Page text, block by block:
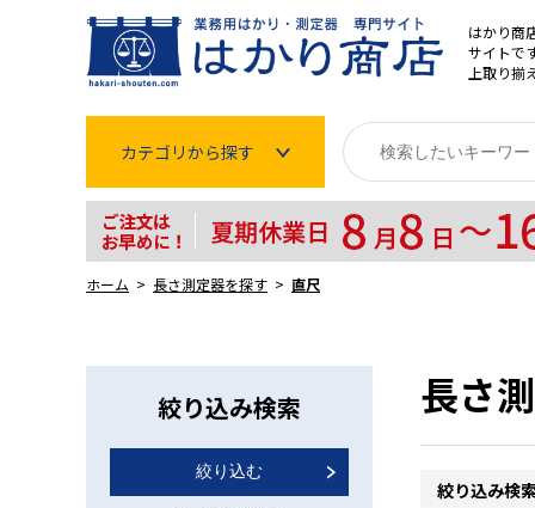
はかり商
サイトで
上取り揃
カテゴリから探す
はかり
分銅
タイマー
長さ測定器
濃度・環境測定
ホーム 長さ測定器を探す 直尺
絞り込み検索
絞り込む
長さ
絞り込み検